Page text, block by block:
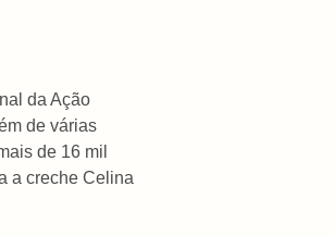
da Ação
de várias
de 16 mil
a creche Celina